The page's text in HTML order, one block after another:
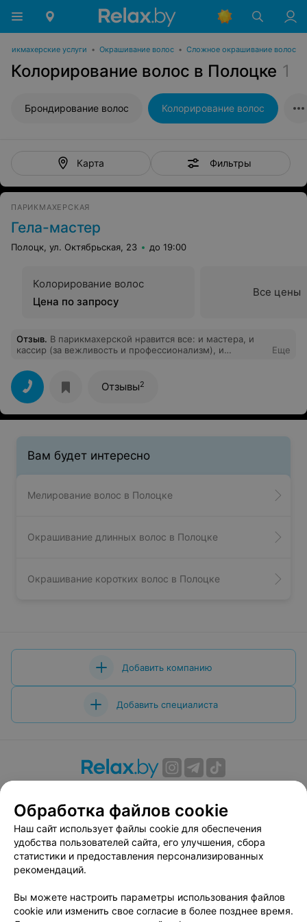
услуги • Окрашивание волос • Сложное окрашивание волос
Колорирование волос в Полоцке 1
Брондирование волос Колорирование волос
Карта Фильтры
ПАРИКМАХЕРСКАЯ
Гела-мастер
Полоцк, ул. Октябрьская, 23 до 19:00
Колорирование волос
Цена по запросу
Все цены
Отзыв. В парикмахерской нравится все: и мастера, и
кассир (за вежливость и профессионализм), и
Очень часто стрижку делает Анна - качество отличное.
Спасибо всему коллективу! Рекомендую!
Еще
Отзывы2
Вам будет интересно
Мелирование волос в Полоцке
Окрашивание длинных волос в Полоцке
Окрашивание коротких волос в Полоцке
Добавить компанию
Добавить специалиста
Вакансии
Публичный договор
Способы оплаты
Публичный договор по использованию сервиса
«Афиша»
Пользовательское соглашение
Связаться по вопросам сотрудничества
Написать руководителю relax.by
Обработка файлов cookie
Наш сайт использует файлы cookie для обеспечения
удобства пользователей сайта, его улучшения, сбора
статистики и предоставления персонализированных
рекомендаций.
Вы можете настроить параметры использования файлов
cookie или изменить свое согласие в более позднее время.